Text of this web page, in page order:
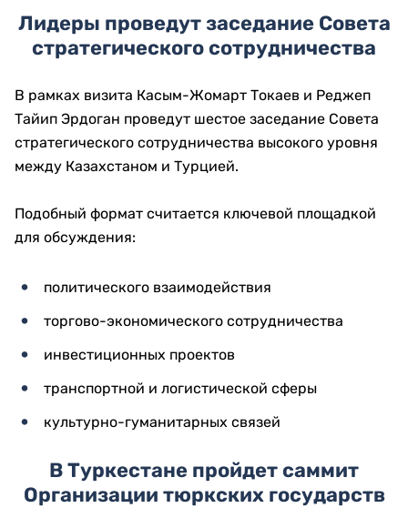
Лидеры проведут заседание Совета
стратегического сотрудничества
В рамках визита Касым-Жомарт Токаев и Реджеп
Тайип Эрдоган проведут шестое заседание Совета
стратегического сотрудничества высокого уровня
между Казахстаном и Турцией.
Подобный формат считается ключевой площадкой
для обсуждения:
политического взаимодействия
торгово-экономического сотрудничества
инвестиционных проектов
транспортной и логистической сферы
культурно-гуманитарных связей
В Туркестане пройдет саммит
Организации тюркских государств